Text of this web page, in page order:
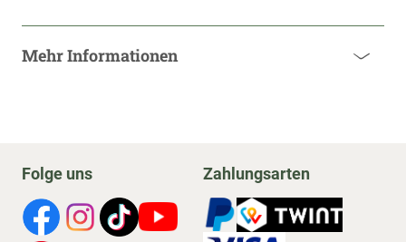
Mehr Informationen
Folge uns Zahlungsarten